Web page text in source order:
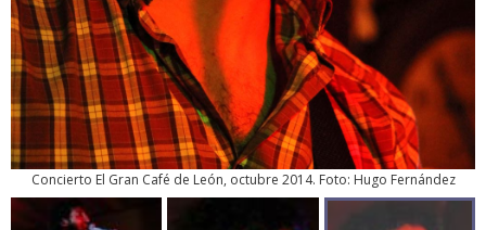
Concierto El Gran Café de León, octubre 2014. Foto: Hugo Fernández